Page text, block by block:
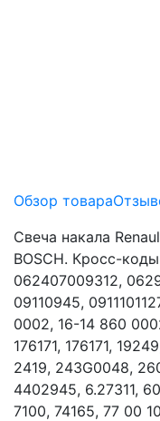
Обзор товара
Свеча накала
BOSCH. Кросс-
062407009312,
09110945,
0002, 16-14 860
176171, 176171,
2419, 243G0048,
4402945, 6.27311,
7100, 74165, 77 00